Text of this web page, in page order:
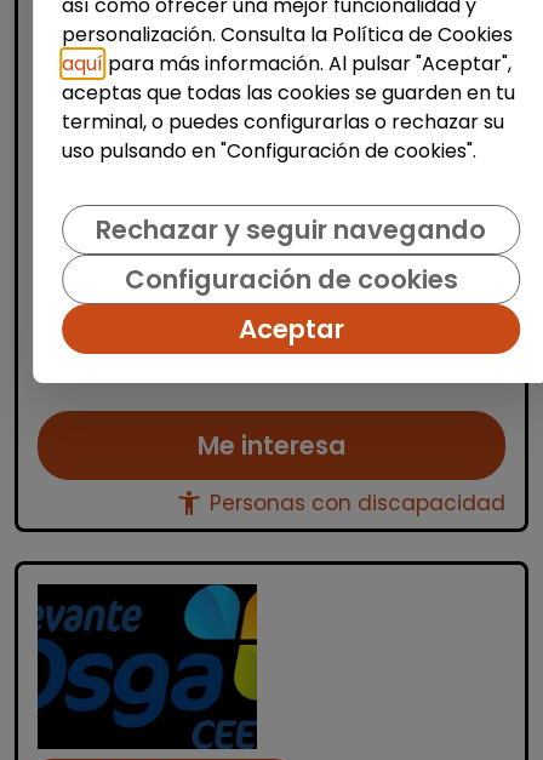
Limpieza y mantenimiento
Personal de limpieza (pinoso,
| España(Alicante)
Se selecciona un/a operario/a de limpieza
para cubrir las vacaciones del personal de
limpieza en el CEIP San Antón, situado en
Pinoso. La persona seleccionada se
Me interesa
accessibility_new Personas con discapacidad
personalización. Consulta la Política de Cookies
aquí para más información. Al pulsar "Aceptar",
aceptas que todas las cookies se guarden en tu
terminal, o puedes configurarlas o rechazar su
uso pulsando en "Configuración de cookies".
Rechazar y seguir navegando
Configuración de cookies
Aceptar